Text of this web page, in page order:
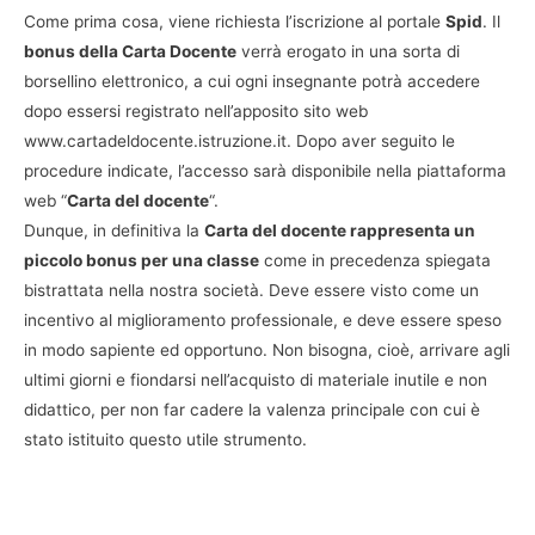
Come prima cosa, viene richiesta l’iscrizione al portale Spid. Il
bonus della Carta Docente verrà erogato in una sorta di
borsellino elettronico, a cui ogni insegnante potrà accedere
dopo essersi registrato nell’apposito sito web
www.cartadeldocente.istruzione.it. Dopo aver seguito le
procedure indicate, l’accesso sarà disponibile nella piattaforma
web “Carta del docente“.
Dunque, in definitiva la Carta del docente rappresenta un
piccolo bonus per una classe come in precedenza spiegata
bistrattata nella nostra società. Deve essere visto come un
incentivo al miglioramento professionale, e deve essere speso
in modo sapiente ed opportuno. Non bisogna, cioè, arrivare agli
ultimi giorni e fiondarsi nell’acquisto di materiale inutile e non
didattico, per non far cadere la valenza principale con cui è
stato istituito questo utile strumento.